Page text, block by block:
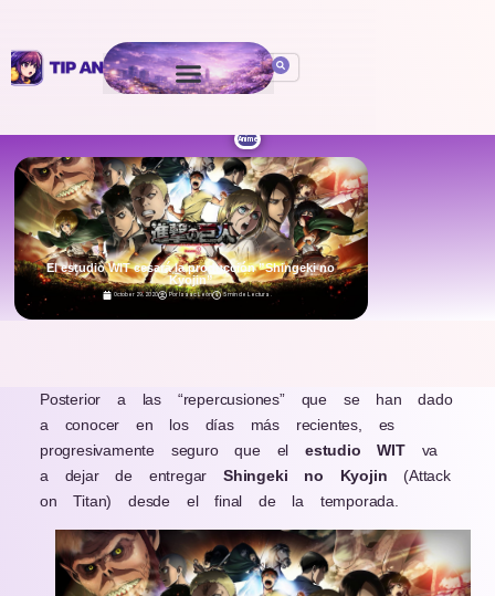
Anime
El estudio WIT cesará la producción ”Shingeki no
Kyojin”
October 29, 2020 Por Isaac León 5 min de Lectura .
Posterior a las “repercusiones” que se han dado
a conocer en los días más recientes, es
progresivamente seguro que elestudioWIT va
a dejar de entregarShingeki no Kyojin (Attack
on Titan) desde el final de la temporada.